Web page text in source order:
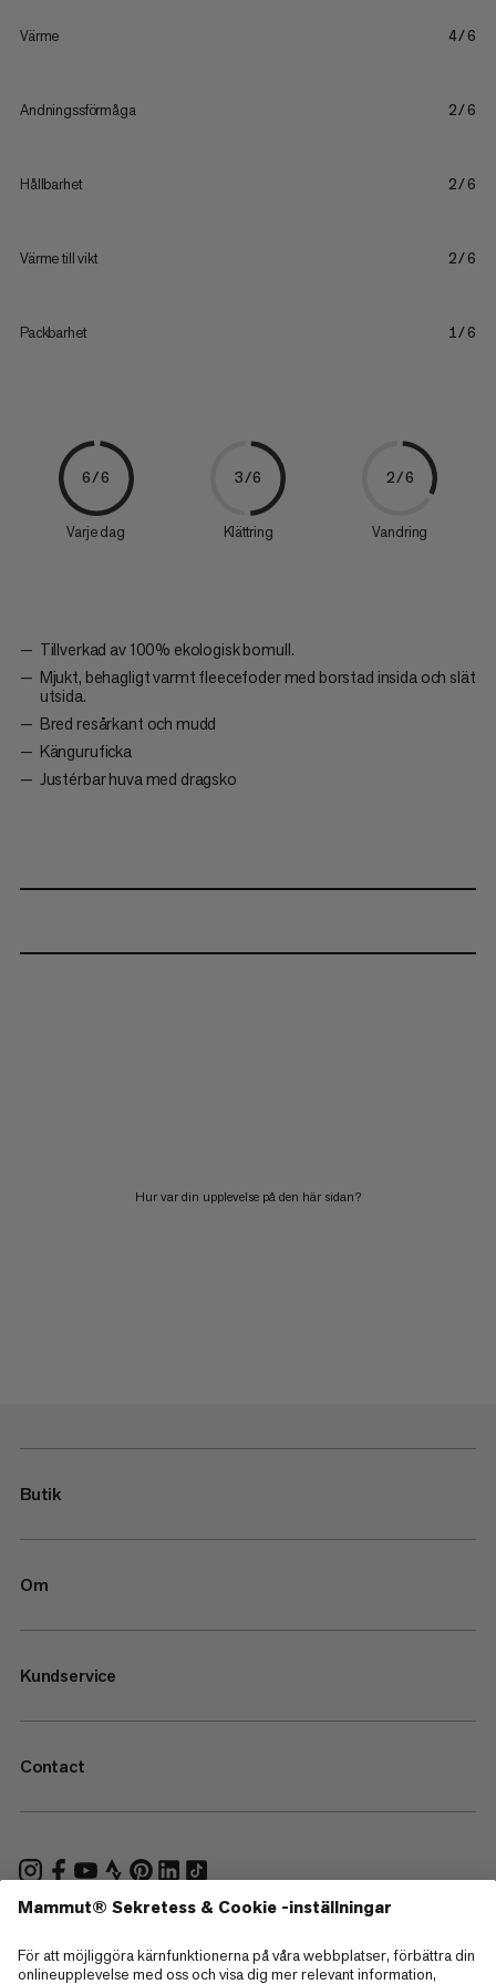
Värme 4/6
Andningssförmåga 2/6
Hållbarhet 2/6
Värme till vikt 2/6
Packbarhet 1/6
6/6
Varje dag
3/6
Klättring
2/6
Vandring
Tillverkad av 100% ekologisk bomull.
Mjukt, behagligt varmt fleecefoder med borstad insida och slät
utsida.
Bred resårkant och mudd
Känguruficka
Justérbar huva med dragsko
Hur var din upplevelse på den här sidan?
Butik
Om
Kundservice
Contact
—